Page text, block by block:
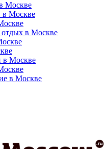
Москве
в Москве
в Москве
в Москве
в Москве